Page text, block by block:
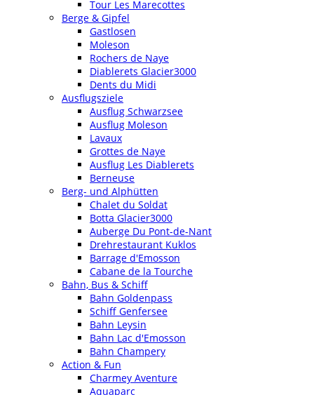
Tour Les Marecottes
Berge & Gipfel
Gastlosen
Moleson
Rochers de Naye
Diablerets Glacier3000
Dents du Midi
Ausflugsziele
Ausflug Schwarzsee
Ausflug Moleson
Lavaux
Grottes de Naye
Ausflug Les Diablerets
Berneuse
Berg- und Alphütten
Chalet du Soldat
Botta Glacier3000
Auberge Du Pont-de-Nant
Drehrestaurant Kuklos
Barrage d'Emosson
Cabane de la Tourche
Bahn, Bus & Schiff
Bahn Goldenpass
Schiff Genfersee
Bahn Leysin
Bahn Lac d'Emosson
Bahn Champery
Action & Fun
Charmey Aventure
Aquaparc